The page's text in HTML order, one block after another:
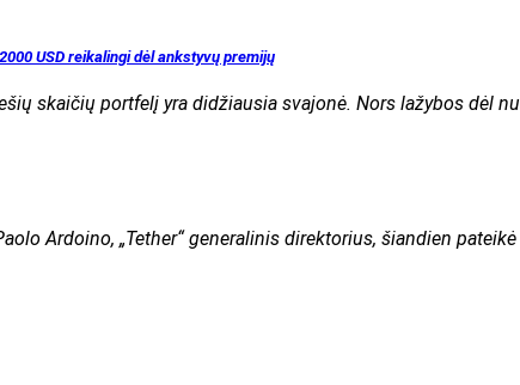
USD reikalingi dėl ankstyvų premijų
skaičių portfelį yra didžiausia svajonė. Nors lažybos dėl
Ardoino, „Tether“ generalinis direktorius, šiandien